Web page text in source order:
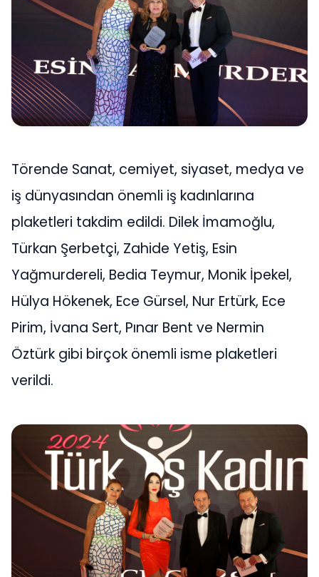
Törende Sanat, cemiyet, siyaset, medya ve
iş dünyasından önemli iş kadınlarına
plaketleri takdim edildi. Dilek İmamoğlu,
Türkan Şerbetçi, Zahide Yetiş, Esin
Yağmurdereli, Bedia Teymur, Monik İpekel,
Hülya Hökenek, Ece Gürsel, Nur Ertürk, Ece
Pirim, İvana Sert, Pınar Bent ve Nermin
Öztürk gibi birçok önemli isme plaketleri
verildi.